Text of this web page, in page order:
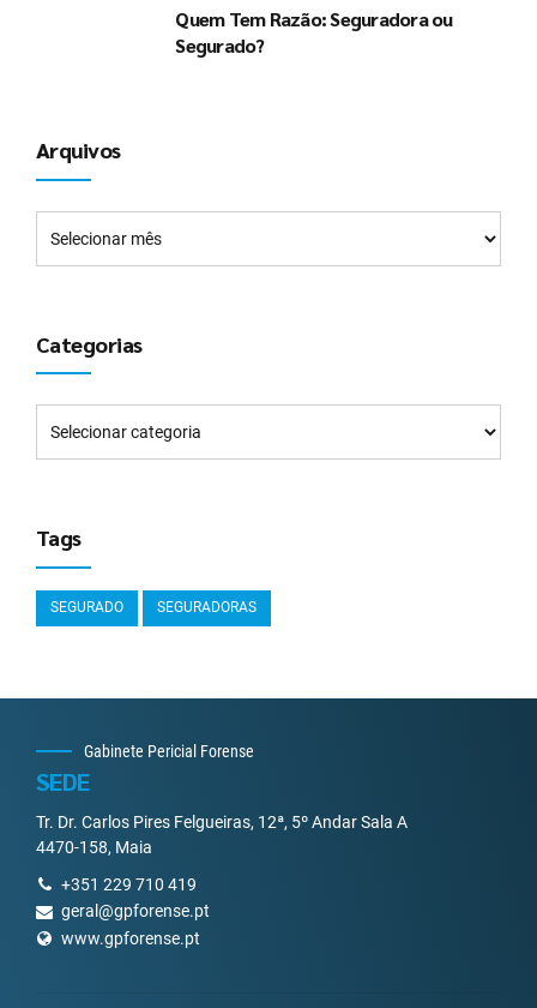
Quem Tem Razão: Seguradora ou
Segurado?
Arquivos
Categorias
Tags
SEGURADO SEGURADORAS
Gabinete Pericial Forense
SEDE
Tr. Dr. Carlos Pires Felgueiras, 12ª, 5º Andar Sala A
4470-158, Maia
+351 229 710 419
geral@gpforense.pt
www.gpforense.pt